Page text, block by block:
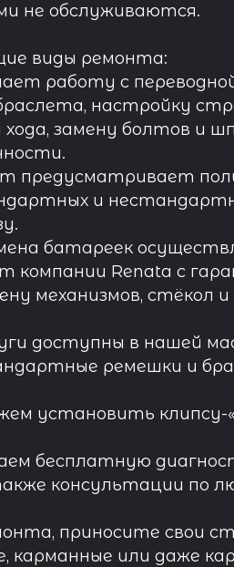
не обслуживаются.
виды ремонта:
работу с переводной
настройку
замену болтов и
предусматривает
и
батареек
компании Renata с
механизмов, стёкол
доступны в нашей
ремешки и
установить клипсу-
бесплатную
консультации по
приносите свои
карманные или даже